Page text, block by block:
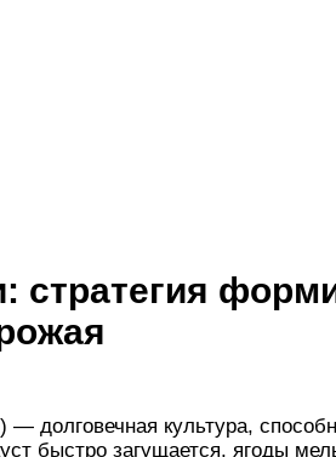
стратегия
— долговечная культура,
быстро загущается, ягоды